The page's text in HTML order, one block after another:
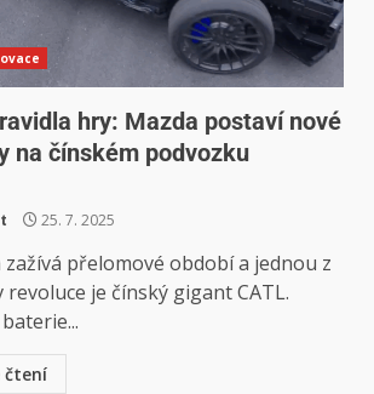
hry: Mazda postaví nové
na čínském podvozku
25. 7. 2025
přelomové období a jednou z
je čínský gigant CATL.
čtení